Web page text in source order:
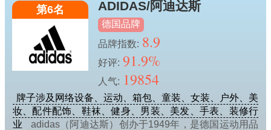
第6名 ADIDAS/阿迪达斯
德国品牌
品牌指数: 8.9
好评: 91.9%
人气: 19854
牌子涉及网络设备、运动、箱包、童装、女装、户外、美
妆、配件配饰、鞋袜、健身、男装、美发、手表、装修行
业
adidas（阿迪达斯）创办于1949年，是德国运动用品